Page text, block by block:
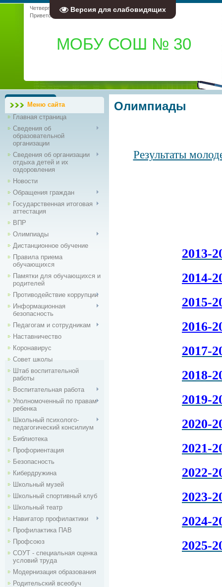
Версия для слабовидящих
Четверг, 06.08.2026, 18:32
Приветствую Вас
Гость RSS
МОБУ СОШ № 30
Меню сайта
Главная страница
Сведения об
образовательной
организации
Сведения об организации
отдыха детей и их
оздоровления
Новости
Обращения граждан
Государственная итоговая
аттестация
ВПР
Олимпиады
Дистанционное обучение
Правила приема
обучающихся
Памятки для обучающихся и
родителей
Противодействие коррупции
Информационная
безопасность
Педагогам и сотрудникам
Наставничество
Коронавирус
Совет школы
Штаб воспитательной
работы
Воспитательная работа
Уполномоченный по правам
ребенка
Школьный психолого-
педагогический консилиум
Библиотека
Профориентация
Безопасность
Кибердружина
Школьный музей
Школьный спортивный клуб
Школьный театр
Навигатор профилактики
Профилактика ПАВ
Профсоюз
СОУТ - специальная оценка
условий труда
Модернизация образования
Родительский всеобуч
Олимпиады
Результаты
2013-
2014-
2015-
2016-
2017-
2018-
2019-
2020-
2021-
2022-
2023-
2024-
2025-